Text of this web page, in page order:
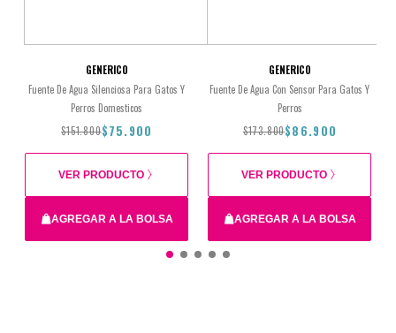
GENERICO
Fuente De Agua Silenciosa Para Gatos Y
Perros Domesticos
$151.800$75.900
AGREGAR A LA BOLSA
VER PRODUCTO
GENERICO
Fuente De Agua Con Sensor Para Gatos Y
Perros
$173.800$86.900
AGREGAR A LA BOLSA
VER PRODUCTO